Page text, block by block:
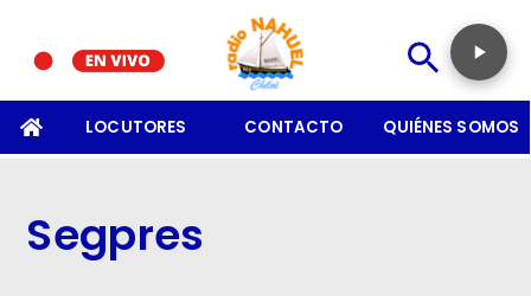
LOCUTORES CONTACTO QUIÉNES SOMOS
Segpres